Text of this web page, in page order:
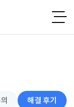
해결 후기